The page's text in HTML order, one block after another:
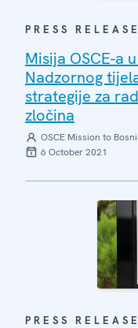
PRESS RELEASE
Misija OSCE-a
Nadzornog
strategije za
zločina
OSCE Mission to
6 October 2021
PRESS RELEASE